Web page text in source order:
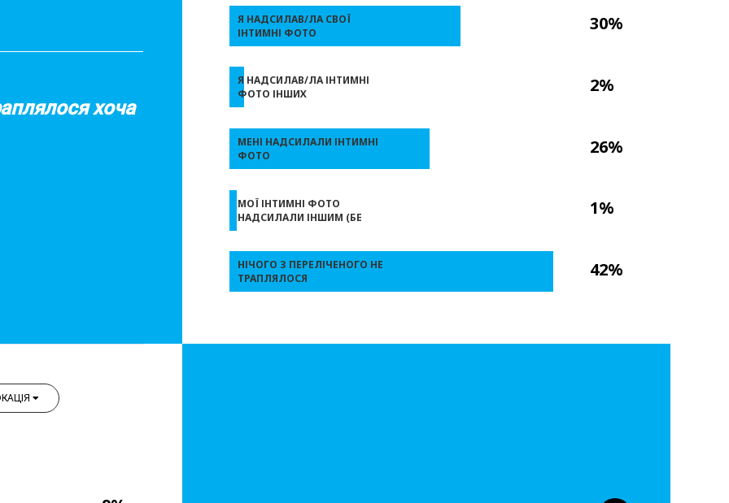
хоча
30%
2%
26%
1%
42%
Я НАДСИЛАВ/ЛА СВОЇ
ІНТИМНІ ФОТО
Я НАДСИЛАВ/ЛА ІНТИМНІ
ФОТО ІНШИХ
МЕНІ НАДСИЛАЛИ ІНТИМНІ
ФОТО
МОЇ ІНТИМНІ ФОТО
НАДСИЛАЛИ ІНШИМ (БЕ
НІЧОГО З ПЕРЕЛІЧЕНОГО НЕ
ТРАПЛЯЛОСЯ